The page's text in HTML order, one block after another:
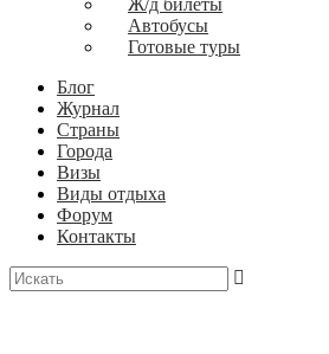
Ж/д билеты
Автобусы
Готовые туры
Блог
Журнал
Страны
Города
Визы
Виды отдыха
Форум
Контакты